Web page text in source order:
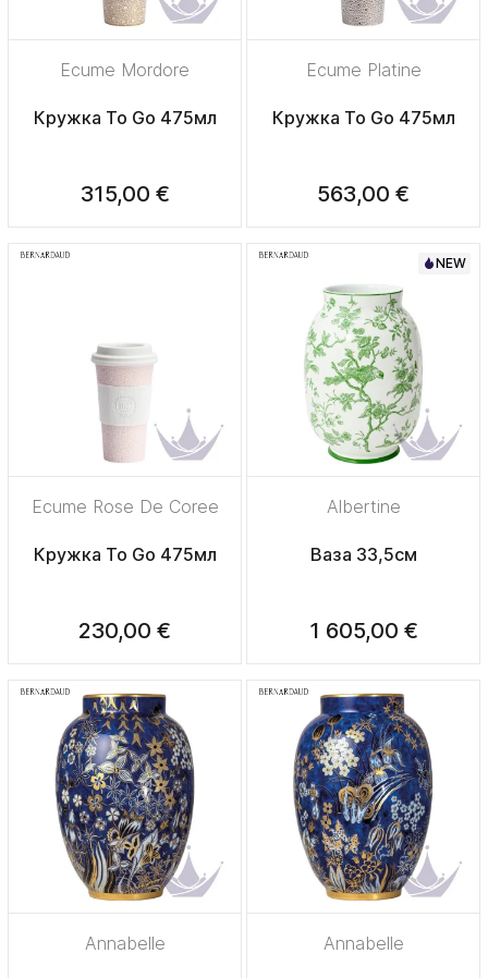
Ecume Mordore
Кружка To Go 475мл
315,00 €
Ecume Platine
Кружка To Go 475мл
563,00 €
Ecume Rose De Coree
Кружка To Go 475мл
230,00 €
NEW
Albertine
Ваза 33,5см
1 605,00 €
Annabelle Annabelle